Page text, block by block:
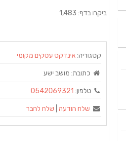
ביקרו בדף: 1,483
קטגוריה:אינדקס עסקים מקומי
כתובת: מושב ישע
טלפון: 0542069321
שלח הודעה שלח לחבר